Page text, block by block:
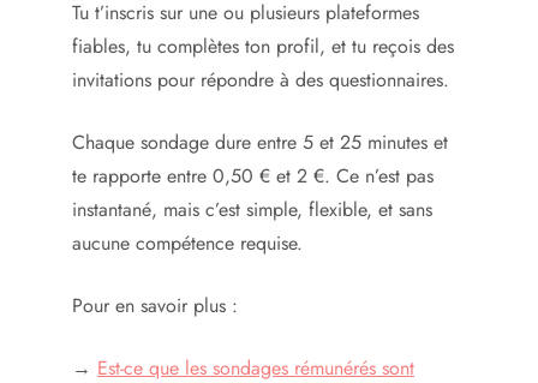
Tu t’inscris sur une ou plusieurs plateformes
fiables, tu complètes ton profil, et tu reçois des
invitations pour répondre à des questionnaires.
Chaque sondage dure entre 5 et 25 minutes et
te rapporte entre 0,50 € et 2 €. Ce n’est pas
instantané, mais c’est simple, flexible, et sans
aucune compétence requise.
Pour en savoir plus :
→ Est-ce que les sondages rémunérés sont